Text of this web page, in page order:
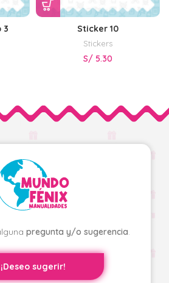
3 Sticker 10
Stickers
S/ 5.30
pregunta y/o sugerencia.
¡Deseo sugerir!